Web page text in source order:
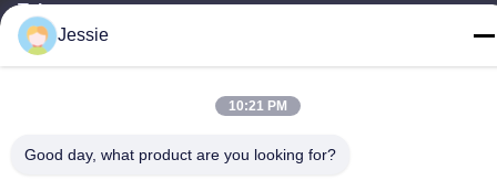
Tel
86-0755-22300563
Jessie
10:21 PM
Good day, what product are you looking for?